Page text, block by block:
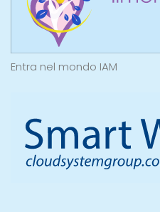
Entra nel mondo IAM